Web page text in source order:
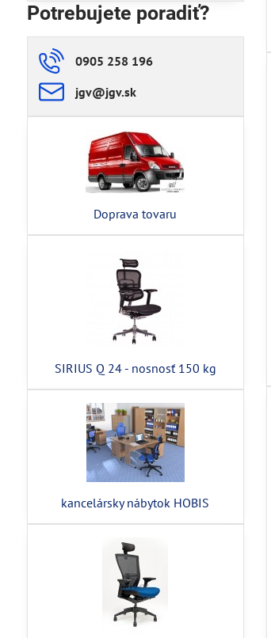
Potrebujete poradiť?
0905 258 196
jgv​@jgv​.sk
Doprava tovaru
SIRIUS Q 24 - nosnosť 150 kg
kancelársky nábytok HOBIS